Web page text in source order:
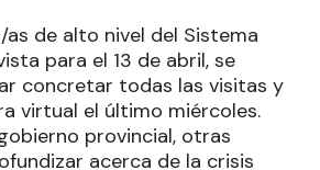
de alto nivel del Sistema
para el 13 de abril, se
concretar todas las visitas y
virtual el último miércoles.
provincial, otras
acerca de la crisis